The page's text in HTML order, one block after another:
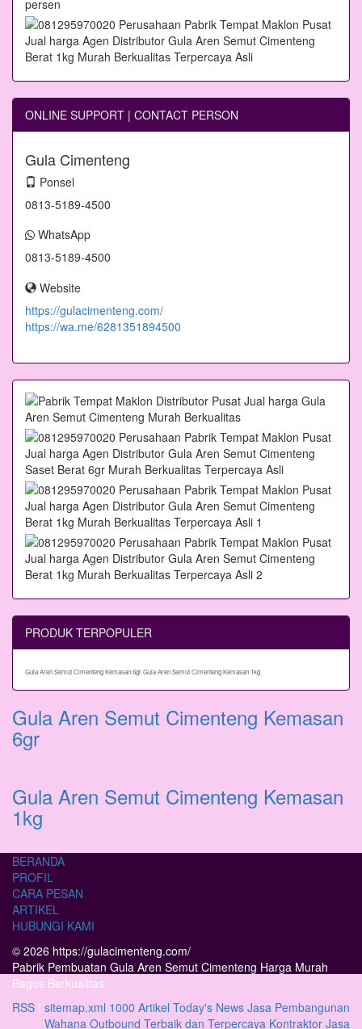
ONLINE SUPPORT | CONTACT PERSON
Gula Cimenteng
Ponsel
0813-5189-4500
WhatsApp
0813-5189-4500
Website
https://gulacimenteng.com/
https://wa.me/6281351894500
PRODUK TERPOPULER
Gula Aren Semut Cimenteng Kemasan 6grGula Aren Semut Cimenteng Kemasan 1kg
Gula Aren Semut Cimenteng Kemasan
6gr
Gula Aren Semut Cimenteng Kemasan
1kg
BERANDA
PROFIL
CARA PESAN
ARTIKEL
HUBUNGI KAMI
© 2026 https://gulacimenteng.com/
Pabrik Pembuatan Gula Aren Semut Cimenteng Harga Murah
Bagus Berkualitas.
RSS | sitemap.xml 1000 Artikel Today's News Jasa Pembangunan
Wahana Outbound Terbaik dan Terpercaya Kontraktor Jasa